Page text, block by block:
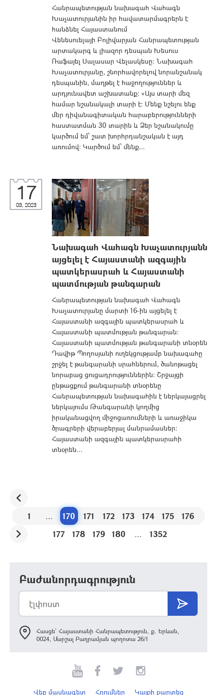
Հանրապետության նախագահ Վահագն
Խաչատուրյանին իր հավատարմագրերն է
հանձնել Հայաստանում
Վենեսուելայի Բոլիվարյան Հանրապետության
արտակարգ և լիազոր դեսպան Խեսուս
Ռաֆայել Սալասար Վելասկեսը: Նախագահ
Խաչատուրյանը, շնորհավորելով նորանշանակ
դեսպանին, մաղթել է հաջողություններ և
արդյունավետ աշխատանք: «Այս տարի մեզ
համար նշանակալի տարի է: Մենք նշելու ենք
մեր դիվանագիտական հարաբերությունների
հաստատման 30 տարին և Ձեր նշանակումը
կարծում եմ՝ շատ խորհրդանշական է այդ
առումով: Կարծում եմ՝ մենք...
17
03, 2023
Նախագահ Վահագն Խաչատուրյանն
այցելել է Հայաստանի ազգային
պատկերասրահ և Հայաստանի
պատմության թանգարան
Հանրապետության նախագահ Վահագն
Խաչատուրյանը մարտի 16-ին այցելել է
Հայաստանի ազգային պատկերասրահ և
Հայաստանի պատմության թանգարան:
Հայաստանի պատմության թանգարանի տնօրեն
Դավիթ Պողոսյանի ուղեկցությամբ նախագահը
շրջել է թանգարանի սրահներում, ծանոթացել
նորաբաց ցուցադրություններին: Շրջայցի
ընթացքում թանգարանի տնօրենը
Հանրապետության նախագահին է ներկայացրել
ներկայումս Թանգարանի կողմից
իրականացվող միջոցառումների և առաջիկա
ծրագրերի վերաբերյալ մանրամասներ:
Հայաստանի ազգային պատկերասրահի
տնօրեն...
1 ... 170 171 172 173 174 175
176
177
178 179 180 ... 1352
Բաժանորդագրություն
Հասցե՝ Հայաստանի Հանրապետություն, ք. Երևան,
0024, Մարշալ Բաղրամյան պողոտա 26/1
Վեբ մասնագետ Հղումներ Կայքի քարտեզ